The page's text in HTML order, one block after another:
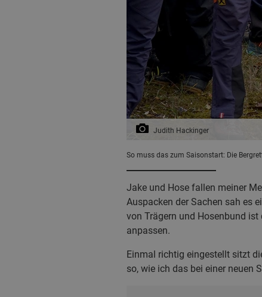
Judith Hackinger
So muss das zum Saisonstart: Die
Jake und Hose fallen meiner
Auspacken der Sachen sah es
von Trägern und Hosenbund
anpassen.
Einmal richtig eingestellt sitzt
so, wie ich das bei einer neuen